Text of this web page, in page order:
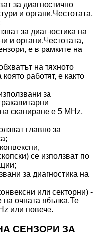
за диагностично
и органи.Честотата,
за диагностика на
и органи.Честотата,
е в рамките на
на тяхното
работят, е както
за
сканиране е 5 MHz,
главно за
се използват по
за диагностика на
или секторни) -
на очната ябълка.Те
или повече.
СЕНЗОРИ ЗА